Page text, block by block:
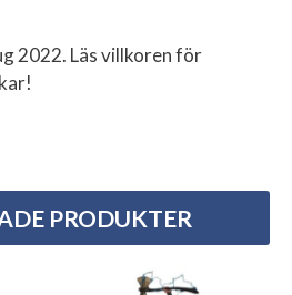
2022. Läs villkoren för
PRODUKTER